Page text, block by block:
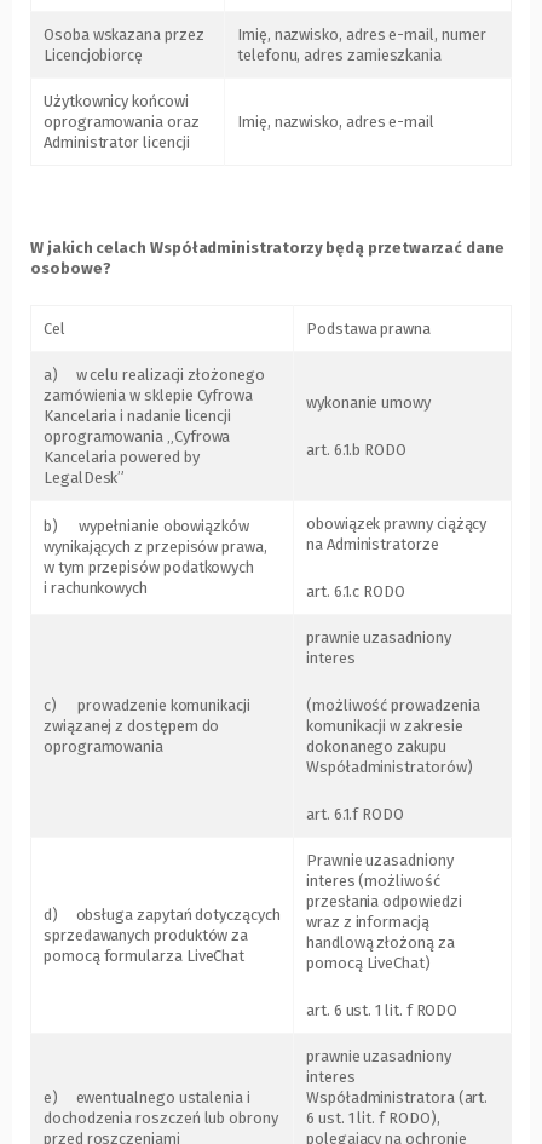
Osoba wskazana przez
Licencjobiorcę
Imię, nazwisko, adres e-mail, numer
telefonu, adres zamieszkania
Użytkownicy końcowi
oprogramowania oraz
Administrator licencji
Imię, nazwisko, adres e-mail
W jakich celach Współadministratorzy będą przetwarzać dane
osobowe?
Cel Podstawa prawna
a) w celu realizacji złożonego
zamówienia w sklepie Cyfrowa
Kancelaria i nadanie licencji
oprogramowania „Cyfrowa
Kancelaria powered by
LegalDesk”
wykonanie umowy
art. 6.1.b RODO
b) wypełnianie obowiązków
wynikających z przepisów prawa,
w tym przepisów podatkowych
i rachunkowych
obowiązek prawny ciążący
na Administratorze
art. 6.1.c RODO
c) prowadzenie komunikacji
związanej z dostępem do
oprogramowania
prawnie uzasadniony
interes
(możliwość prowadzenia
komunikacji w zakresie
dokonanego zakupu
Współadministratorów)
art. 6.1.f RODO
d) obsługa zapytań dotyczących
sprzedawanych produktów za
pomocą formularza LiveChat
Prawnie uzasadniony
interes (możliwość
przesłania odpowiedzi
wraz z informacją
handlową złożoną za
pomocą LiveChat)
art. 6 ust. 1 lit. f RODO
e) ewentualnego ustalenia i
dochodzenia roszczeń lub obrony
przed roszczeniami
prawnie uzasadniony
interes
Współadministratora (art.
6 ust. 1 lit. f RODO),
polegający na ochronie